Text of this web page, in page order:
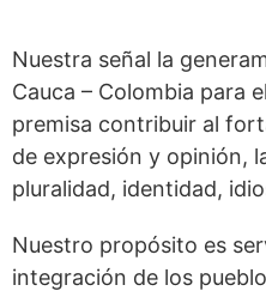
Nuestra señal la
Cauca – Colombia para
premisa contribuir al
de expresión y opinión,
pluralidad, identidad,
Nuestro propósito es
integración de los